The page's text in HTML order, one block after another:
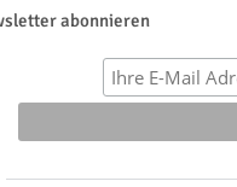
abonnieren